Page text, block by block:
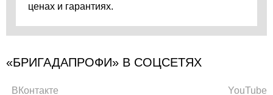
ценах и гарантиях.
«БРИГАДАПРОФИ» В СОЦСЕТЯХ
ВКонтакте YouTube